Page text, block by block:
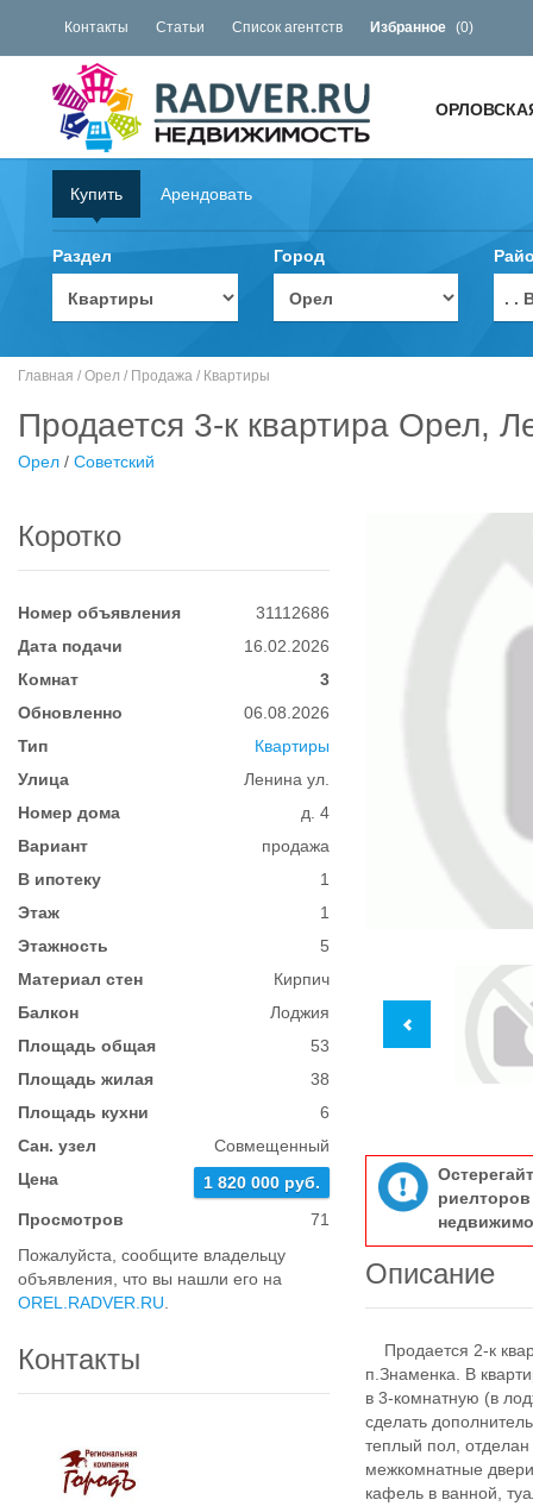
Контакты Статьи Список агентств Избранное (0)
Купить Арендовать
Раздел Город
. .
Главная / Орел / Продажа / Квартиры
Продается 3-к квартира Орел,
Орел / Советский
Коротко
Номер объявления
31112686
Дата подачи
16.02.2026
Комнат
3
Обновленно
06.08.2026
Тип
Квартиры
Улица
Ленина ул.
Номер дома
д. 4
Вариант
продажа
В ипотеку
1
Этаж
1
Этажность
5
Материал стен
Кирпич
Балкон
Лоджия
Площадь общая
53
Площадь жилая
38
Площадь кухни
6
Сан. узел
Совмещенный
Цена
1 820 000 руб.
Просмотров
71
Пожалуйста, сообщите владельцу
объявления, что вы нашли его на
OREL.RADVER.RU
Контакты
Описание
Продается 2-к
п.Знаменка. В
в 3-комнатную (в
сделать
теплый пол,
межкомнатные
кафель в ванной,